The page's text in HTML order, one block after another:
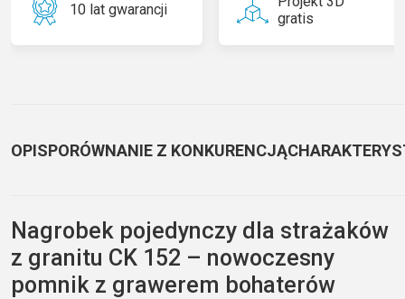
10 lat gwarancji
gratis
OPISPORÓWNANIE Z KONKURENCJĄ
Nagrobek pojedynczy dla strażaków
z granitu CK 152 – nowoczesny
pomnik z grawerem bohaterów